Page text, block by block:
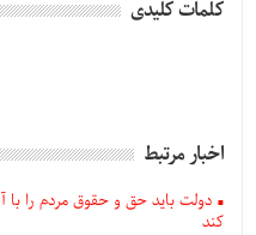
کلمات کلیدی
اخبار مرتبط
دولت باید حق و حقوق مردم را با
کند